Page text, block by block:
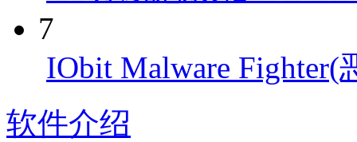
7
IObit Malware Fighter(
软件介绍